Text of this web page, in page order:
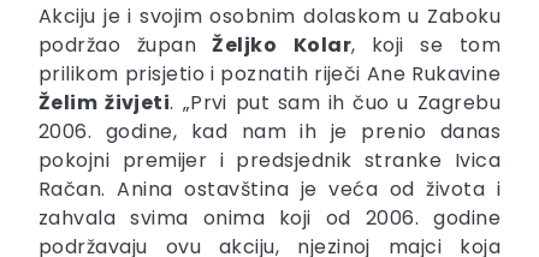
Akciju je i svojim osobnim dolaskom u Zaboku
podržao županŽeljko Kolar, koji se tom
prilikom prisjetio i poznatih riječi Ane Rukavine
Želim živjeti. „Prvi put sam ih čuo u Zagrebu
2006. godine, kad nam ih je prenio danas
pokojni premijer i predsjednik stranke Ivica
Račan. Anina ostavština je veća od života i
zahvala svima onima koji od 2006. godine
podržavaju ovu akciju, njezinoj majci koja